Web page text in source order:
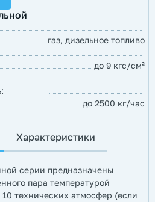
газ, дизельное топливо
до 9 кгс/см²
до 2500 кг/час
Характеристики
серии предназначены
пара температурой
технических атмосфер (если